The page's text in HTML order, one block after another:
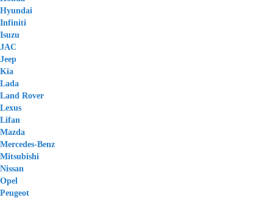
Hyundai
Infiniti
Isuzu
JAC
Jeep
Kia
Lada
Land Rover
Lexus
Lifan
Mazda
Mercedes-Benz
Mitsubishi
Nissan
Opel
Peugeot